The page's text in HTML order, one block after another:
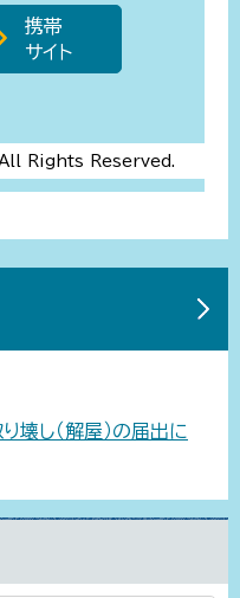
携帯
サイト
Rights Reserved.
壊し（解屋）の届出に